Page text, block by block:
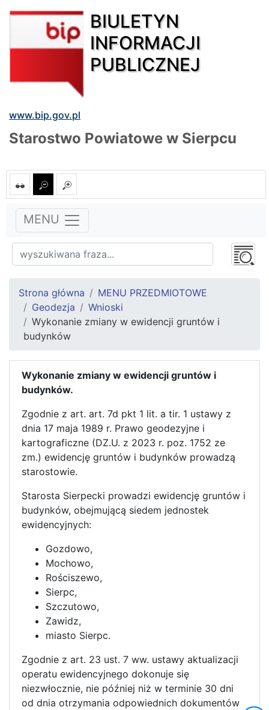
BIULETYN
INFORMACJI
PUBLICZNEJ
www.bip.gov.pl
Starostwo Powiatowe w Sierpcu
MENU
Strona główna
MENU PRZEDMIOTOWE
Geodezja
Wnioski
Wykonanie zmiany w ewidencji gruntów i
budynków
Wykonanie zmiany w ewidencji gruntów i
budynków.
Zgodnie z art. art. 7d pkt 1 lit. a tir. 1 ustawy z
dnia 17 maja 1989 r. Prawo geodezyjne i
kartograficzne (DZ.U. z 2023 r. poz. 1752 ze
zm.) ewidencję gruntów i budynków prowadzą
starostowie.
Starosta Sierpecki prowadzi ewidencję gruntów i
budynków, obejmującą siedem jednostek
ewidencyjnych:
Gozdowo,
Mochowo,
Rościszewo,
Sierpc,
Szczutowo,
Zawidz,
miasto Sierpc.
Zgodnie z art. 23 ust. 7 ww. ustawy aktualizacji
operatu ewidencyjnego dokonuje się
niezwłocznie, nie później niż w terminie 30 dni
od dnia otrzymania odpowiednich dokumentów